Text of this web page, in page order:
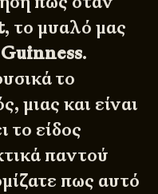
, το μυαλό μας
Guinness.
το
μιας και είναι
το είδος
παντού
πως αυτό